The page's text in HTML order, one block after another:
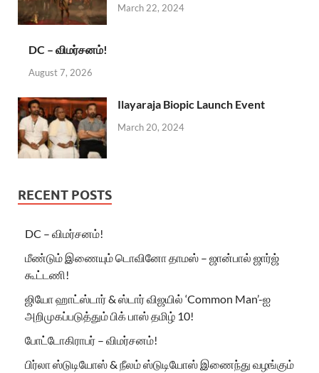
March 22, 2024
DC – விமர்சனம்!
August 7, 2026
Ilayaraja Biopic Launch Event
March 20, 2024
RECENT POSTS
DC – விமர்சனம்!
மீண்டும் இணையும் டொவினோ தாமஸ் – ஜான்பால் ஜார்ஜ்
கூட்டணி!
ஜியோ ஹாட்ஸ்டார் & ஸ்டார் விஜயில் ‘Common Man’-ஐ
அறிமுகப்படுத்தும் பிக் பாஸ் தமிழ் 10!
போட்டோகிராபர் – விமர்சனம்!
பிர்லா ஸ்டுடியோஸ் & நீலம் ஸ்டுடியோஸ் இணைந்து வழங்கும்